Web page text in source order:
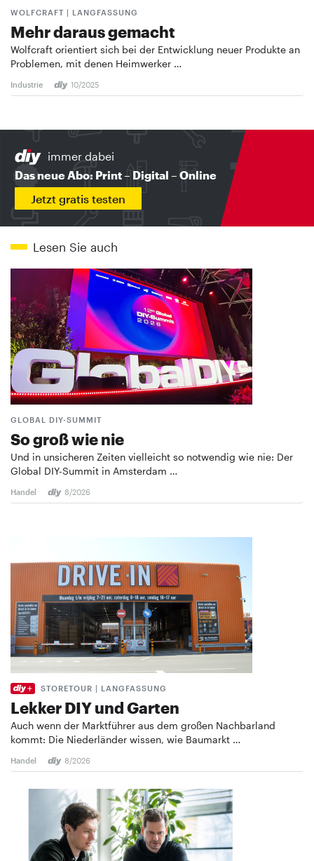
WOLFCRAFT | LANGFASSUNG
Mehr daraus gemacht
Wolfcraft orientiert sich bei der Entwicklung neuer Produkte an
Problemen, mit denen Heimwerker …
Industrie 10/2025
immer dabei
Das neue Abo: Print – Digital – Online
Jetzt gratis testen
Lesen Sie auch
GLOBAL DIY-SUMMIT
So groß wie nie
Und in unsicheren Zeiten vielleicht so notwendig wie nie: Der
Global DIY-Summit in Amsterdam …
Handel 8/2026
STORETOUR | LANGFASSUNG
Lekker DIY und Garten
Auch wenn der Marktführer aus dem großen Nachbarland
kommt: Die Niederländer wissen, wie Baumarkt …
Handel 8/2026